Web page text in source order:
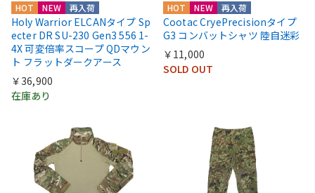
HOT NEW 再入荷
Holy Warrior ELCANタイプ Sp
ecter DR SU-230 Gen3 556 1-
4X 可変倍率スコープ QDマウン
ト フラットダークアース
￥36,900
在庫あり
HOT NEW 再入荷
Cootac CryePrecisionタイプ
G3 コンバットシャツ 陸自迷彩
￥11,000
SOLD OUT